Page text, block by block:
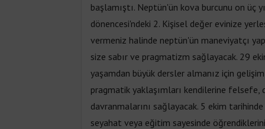
başlamıştı. Neptün'ün kova burcunu on üç
dönencesi'ndeki 2. Kişisel değer evinize
vermeniz halinde neptün'ün maneviyatçı
size sabır ve pragmatizm sağlayacak. 29
yaşamdan büyük dersler almanız için
pragmatik yaklaşımları kendilerine
davranmalarını sağlayacak. 5 ekim
seyahat veya eğitim sayesinde